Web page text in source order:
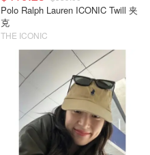
Polo Ralph Lauren ICONIC Twill 夹
克
THE ICONIC